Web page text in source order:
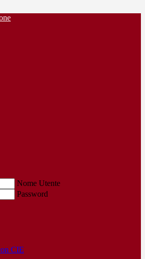
Nome Utente
Password
CIE